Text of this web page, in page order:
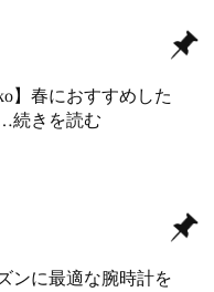
】春におすすめした
続きを読む
ンに最適な腕時計を